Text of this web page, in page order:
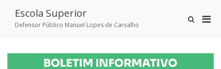
content
Escola Superior
Defensor Público Manuel Lopes de Carvalho
Show